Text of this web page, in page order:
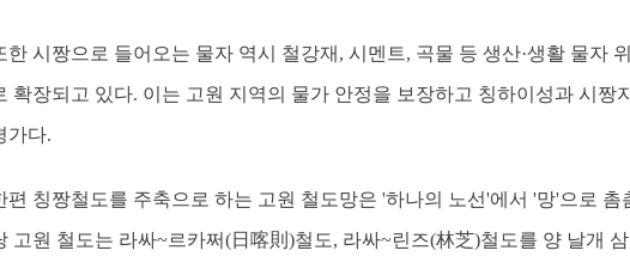
한 시짱으로 들어오는 물자 역시 철강재, 시멘트, 곡물 등 생산·생활 물자
확장되고 있다. 이는 고원 지역의 물가 안정을 보장하고 칭하이성과 시
가다.
편 칭짱철도를 주축으로 하는 고원 철도망은 '하나의 노선'에서 '망'으로
고원 철도는 라싸~르카쩌(日喀則)철도, 라싸~린즈(林芝)철도를 양 날개